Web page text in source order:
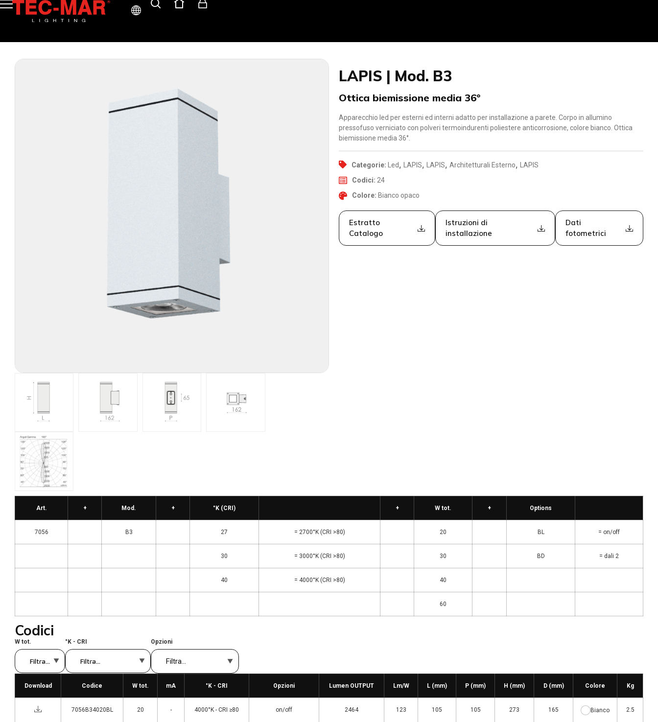
LAPIS | Mod. B3
Ottica biemissione media 36°
Apparecchio led per esterni ed interni adatto per installazione a parete. Corpo in allumino
pressofuso verniciato con polveri termoindurenti poliestere anticorrosione, colore bianco. Ottica
biemissione media 36°.
Categorie: Led, LAPIS, LAPIS, Architetturali Esterno,
LAPIS
Codici: 24
Colore: Bianco opaco
Estratto
Catalogo
Istruzioni di
installazione
Dati
fotometrici
Art. + Mod. + °K (CRI) + W tot. + Options
7056 B3 27 = 2700°K (CRI >80) 20 BL = on/off
30 = 3000°K (CRI >80) 30 BD = dali 2
40 = 4000°K (CRI >80) 40
60
Codici
W tot. °K - CRI Opzioni
Download Codice W tot. mA °K - CRI Opzioni Lumen OUTPUT Lm/W L (mm) P (mm) H (mm) D (mm) Colore Kg
7056B34020BL 20 - 4000°K - CRI ≥80 on/off 2464 123 105 105 273 165 Bianco 2.5